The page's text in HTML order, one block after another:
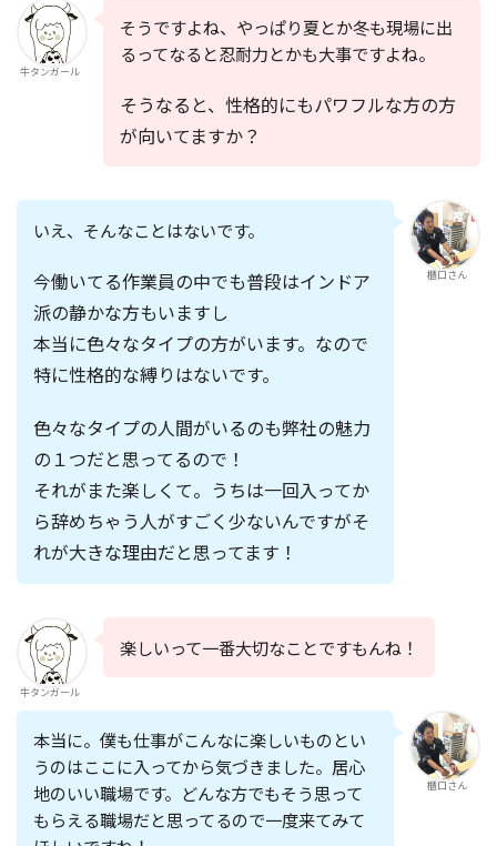
牛タンガール
そうですよね、やっぱり夏とか冬も現場に出
るってなると忍耐力とかも大事ですよね。
そうなると、性格的にもパワフルな方の方
が向いてますか？
櫃口さん
いえ、そんなことはないです。
今働いてる作業員の中でも普段はインドア
派の静かな方もいますし
本当に色々なタイプの方がいます。なので
特に性格的な縛りはないです。
色々なタイプの人間がいるのも弊社の魅力
の１つだと思ってるので！
それがまた楽しくて。うちは一回入ってか
ら辞めちゃう人がすごく少ないんですがそ
れが大きな理由だと思ってます！
牛タンガール
楽しいって一番大切なことですもんね！
櫃口さん
本当に。僕も仕事がこんなに楽しいものとい
うのはここに入ってから気づきました。 居心
地のいい職場です。 どんな方でもそう思って
もらえる職場だと思ってるので一度来てみて